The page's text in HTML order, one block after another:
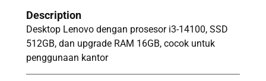
Description
Desktop Lenovo dengan prosesor i3-14100, SSD
512GB, dan upgrade RAM 16GB, cocok untuk
penggunaan kantor